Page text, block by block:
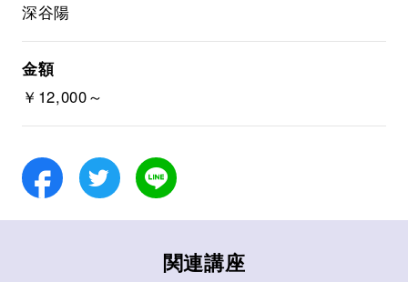
深谷陽
金額
￥12,000～
Facebook
TwitterLINE
関連講座